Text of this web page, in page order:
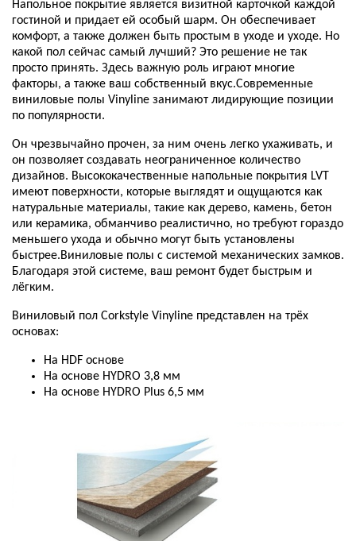
Напольное покрытие является визитной карточкой каждой
гостиной и придает ей особый шарм. Он обеспечивает
комфорт, а также должен быть простым в уходе и уходе. Но
какой пол сейчас самый лучший? Это решение не так
просто принять. Здесь важную роль играют многие
факторы, а также ваш собственный вкус.Современные
виниловые полы Vinyline занимают лидирующие позиции
по популярности.
Он чрезвычайно прочен, за ним очень легко ухаживать, и
он позволяет создавать неограниченное количество
дизайнов. Высококачественные напольные покрытия LVT
имеют поверхности, которые выглядят и ощущаются как
натуральные материалы, такие как дерево, камень, бетон
или керамика, обманчиво реалистично, но требуют гораздо
меньшего ухода и обычно могут быть установлены
быстрее.Виниловые полы с системой механических замков.
Благодаря этой системе, ваш ремонт будет быстрым и
лёгким.
Виниловый пол Corkstyle Vinyline представлен на трёх
основах:
На HDF основе
На основе HYDRO 3,8 мм
На основе HYDRO Plus 6,5 мм